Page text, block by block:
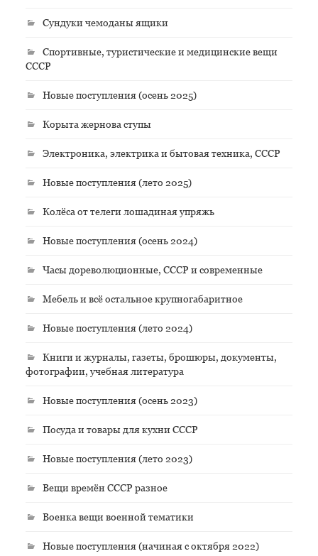
Сундуки чемоданы ящики
Спортивные, туристические и медицинские вещи
СССР
Новые поступления (осень 2025)
Корыта жернова ступы
Электроника, электрика и бытовая техника, СССР
Новые поступления (лето 2025)
Колёса от телеги лошадиная упряжь
Новые поступления (осень 2024)
Часы дореволюционные, СССР и современные
Мебель и всё остальное крупногабаритное
Новые поступления (лето 2024)
Книги и журналы, газеты, брошюры, документы,
фотографии, учебная литература
Новые поступления (осень 2023)
Посуда и товары для кухни СССР
Новые поступления (лето 2023)
Вещи времён СССР разное
Военка вещи военной тематики
Новые поступления (начиная с октября 2022)